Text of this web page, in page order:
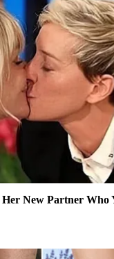
Her New Partner Who